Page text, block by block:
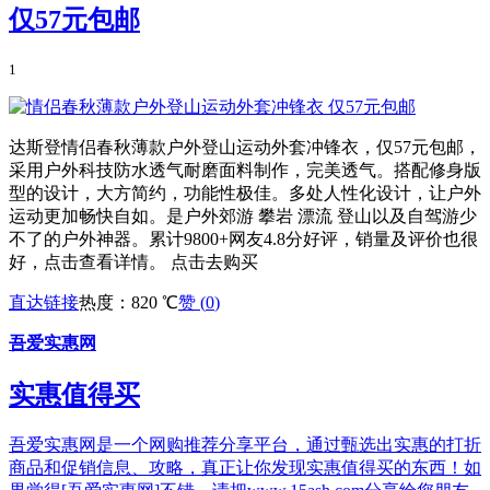
仅57元包邮
1
达斯登情侣春秋薄款户外登山运动外套冲锋衣，仅57元包邮，
采用户外科技防水透气耐磨面料制作，完美透气。搭配修身版
型的设计，大方简约，功能性极佳。多处人性化设计，让户外
运动更加畅快自如。是户外郊游 攀岩 漂流 登山以及自驾游少
不了的户外神器。累计9800+网友4.8分好评，销量及评价也很
好，点击查看详情。 点击去购买
直达链接热度：820 ℃赞 (0)
吾爱实惠网
实惠值得买
吾爱实惠网是一个网购推荐分享平台，通过甄选出实惠的打折
商品和促销信息、攻略，真正让你发现实惠值得买的东西！如